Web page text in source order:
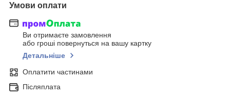
Умови оплати
Ви отримаєте замовлення
або гроші повернуться на вашу картку
Детальніше
Оплатити частинами
Післяплата